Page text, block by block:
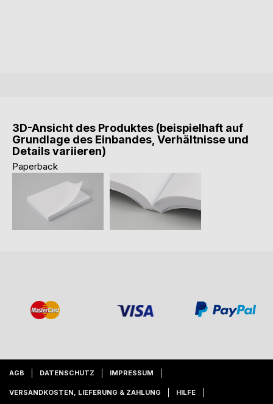
3D-Ansicht des Produktes (beispielhaft auf
Grundlage des Einbandes, Verhältnisse und
Details variieren)
Paperback
AGB DATENSCHUTZ IMPRESSUM
VERSANDKOSTEN, LIEFERUNG & ZAHLUNG HILFE